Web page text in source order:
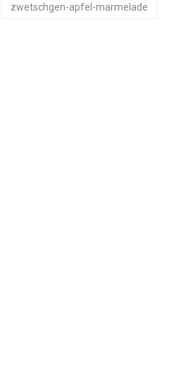
zwetschgen-apfel-marmelade